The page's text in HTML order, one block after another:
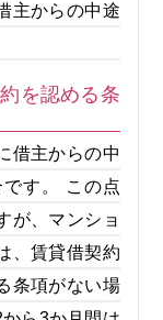
主からの中途
を認める条
借主からの中
す。 この点
が、マンショ
、賃貸借契約
条項がない場